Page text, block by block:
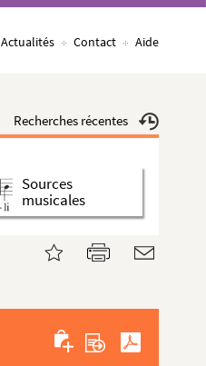
Actualités Contact Aide
Recherches récentes
Sources
musicales